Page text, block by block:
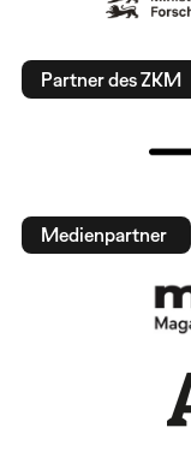
Partner des ZKM
Medienpartner